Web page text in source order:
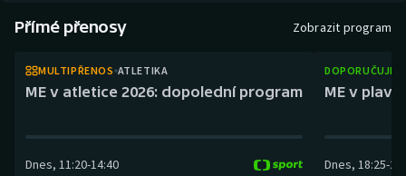
Dostihy
Florbal
Golf
Přímé přenosy Zobrazit program
MULTIPŘENOS ATLETIKA
ME v atletice 2026: dopolední program
Dnes, 11:20-14:40
ME v
Dnes, 18:25-